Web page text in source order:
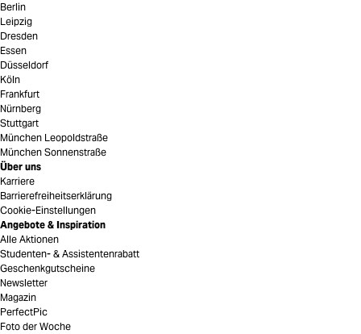
Berlin
Leipzig
Dresden
Essen
Düsseldorf
Köln
Frankfurt
Nürnberg
Stuttgart
München Leopoldstraße
München Sonnenstraße
Über uns
Karriere
Barrierefreiheitserklärung
Cookie-Einstellungen
Angebote & Inspiration
Alle Aktionen
Studenten- & Assistentenrabatt
Geschenkgutscheine
Newsletter
Magazin
PerfectPic
Foto der Woche